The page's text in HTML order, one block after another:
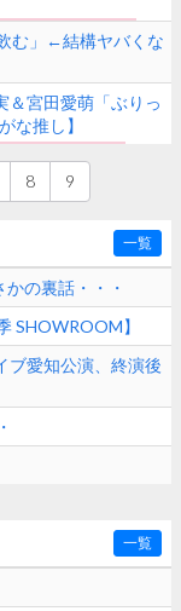
む」←結構ヤバくな
＆宮田愛萌「ぶりっ
な推し】
8 9
一覧
の裏話・・・
SHOWROOM】
ブ愛知公演、終演後
一覧